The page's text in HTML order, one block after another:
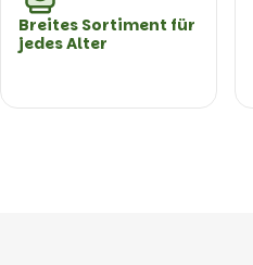
Breites Sortiment für
jedes Alter